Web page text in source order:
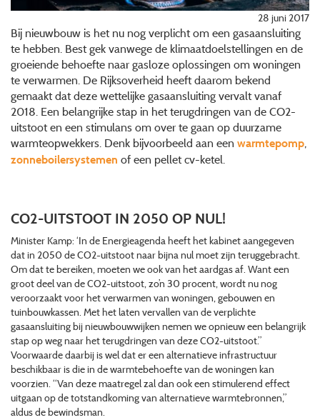
28 juni 2017
Bij nieuwbouw is het nu nog verplicht om een gasaansluiting
te hebben. Best gek vanwege de klimaatdoelstellingen en de
groeiende behoefte naar gasloze oplossingen om woningen
te verwarmen. De Rijksoverheid heeft daarom bekend
gemaakt dat deze wettelijke gasaansluiting vervalt vanaf
2018. Een belangrijke stap in het terugdringen van de CO2-
uitstoot en een stimulans om over te gaan op duurzame
warmteopwekkers. Denk bijvoorbeeld aan een warmtepomp,
zonneboilersystemen of een pellet cv-ketel.
CO2-UITSTOOT IN 2050 OP NUL!
Minister Kamp: ‘In de Energieagenda heeft het kabinet aangegeven
dat in 2050 de CO2-uitstoot naar bijna nul moet zijn teruggebracht.
Om dat te bereiken, moeten we ook van het aardgas af. Want een
groot deel van de CO2-uitstoot, zo’n 30 procent, wordt nu nog
veroorzaakt voor het verwarmen van woningen, gebouwen en
tuinbouwkassen. Met het laten vervallen van de verplichte
gasaansluiting bij nieuwbouwwijken nemen we opnieuw een belangrijk
stap op weg naar het terugdringen van deze CO2-uitstoot.”
Voorwaarde daarbij is wel dat er een alternatieve infrastructuur
beschikbaar is die in de warmtebehoefte van de woningen kan
voorzien. “Van deze maatregel zal dan ook een stimulerend effect
uitgaan op de totstandkoming van alternatieve warmtebronnen,”
aldus de bewindsman.